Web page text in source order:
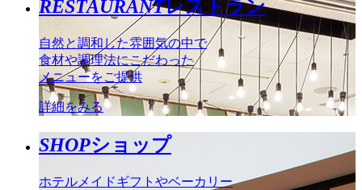
RESTAURANTレストラン
自然と調和した雰囲気の中で
食材や調理法にこだわった
メニューをご提供
詳細をみる
SHOPショップ
ホテルメイドギフトやベーカリー